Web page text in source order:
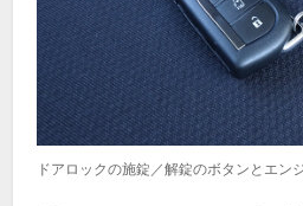
ドアロックの施錠／解錠のボタンとエン